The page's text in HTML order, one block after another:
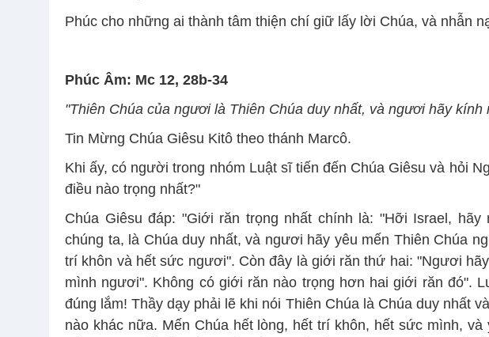
Phúc cho những ai thành tâm thiện chí giữ lấy lời Chúa, và nhẫn
Phúc Âm: Mc 12, 28b-34
"Thiên Chúa của ngươi là Thiên Chúa duy nhất, và ngươi hãy kính
Tin Mừng Chúa Giêsu Kitô theo thánh Marcô.
Khi ấy, có người trong nhóm Luật sĩ tiến đến Chúa Giêsu và hỏi
điều nào trọng nhất?"
Chúa Giêsu đáp: "Giới răn trọng nhất chính là: "Hỡi Israel, hãy
chúng ta, là Chúa duy nhất, và ngươi hãy yêu mến Thiên Chúa
trí khôn và hết sức ngươi". Còn đây là giới răn thứ hai: "Ngươi
mình ngươi". Không có giới răn nào trọng hơn hai giới răn đó".
đúng lắm! Thầy dạy phải lẽ khi nói Thiên Chúa là Chúa duy nhất
nào khác nữa. Mến Chúa hết lòng, hết trí khôn, hết sức mình,